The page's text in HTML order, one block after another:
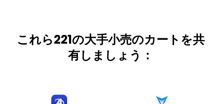
これら221の大手小売のカートを共
有しましょう：